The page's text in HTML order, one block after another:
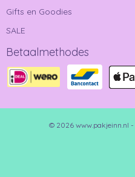
Gifts en Goodies
SALE
Betaalmethodes
© 2026 www.pakjeinn.nl -